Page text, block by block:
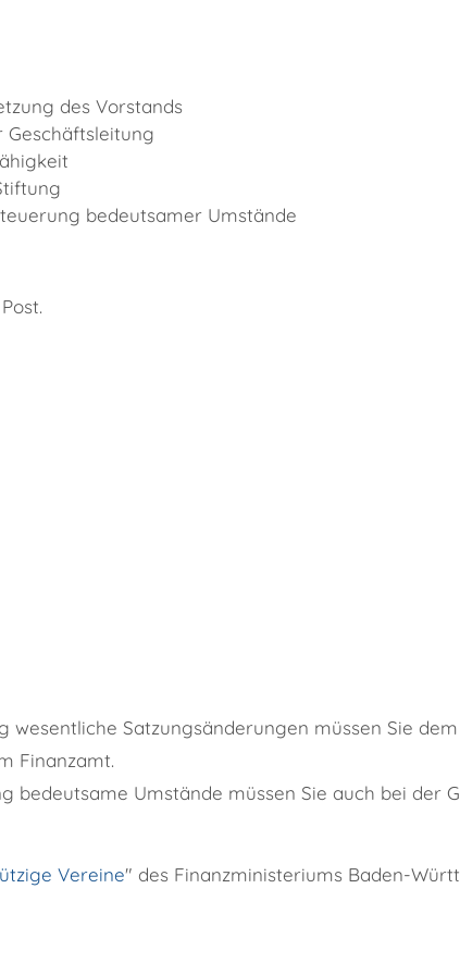
des Vorstands
Geschäftsleitung
bedeutsamer Umstände
Satzungsänderungen müssen Sie
Finanzamt.
bedeutsame Umstände müssen Sie auch bei der
Vereine" des Finanzministeriums Baden-